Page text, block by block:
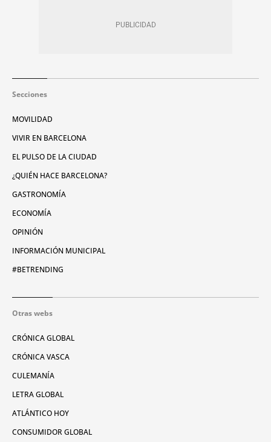
Secciones
MOVILIDAD
VIVIR EN BARCELONA
EL PULSO DE LA CIUDAD
¿QUIÉN HACE BARCELONA?
GASTRONOMÍA
ECONOMÍA
OPINIÓN
INFORMACIÓN MUNICIPAL
#BETRENDING
Otras webs
CRÓNICA GLOBAL
CRÓNICA VASCA
CULEMANÍA
LETRA GLOBAL
ATLÁNTICO HOY
CONSUMIDOR GLOBAL